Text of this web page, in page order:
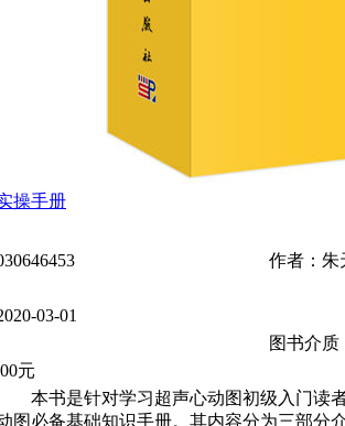
操手册
作者：朱
03-01
图书介质
元
本书是针对学习超声心动图初级入门读
图必备基础知识手册。其内容分为三部分